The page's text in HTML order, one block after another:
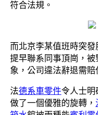
符合法規。
而北京李某值班時突
提早聯系同事頂崗，
象，公司違法辭退需賠
法德系車零件令人士
做了一個優雅的旋轉，